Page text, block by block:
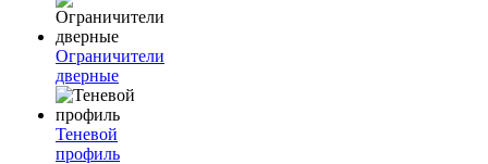
Ограничители
дверные
Теневой
профиль